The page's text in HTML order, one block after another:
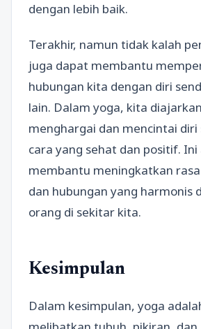
dengan lebih baik.
Terakhir, namun tidak kalah
juga dapat membantu
hubungan kita dengan diri
lain. Dalam yoga, kita
menghargai dan mencintai diri
cara yang sehat dan positif. Ini
membantu meningkatkan
dan hubungan yang harmonis
orang di sekitar kita.
Kesimpulan
Dalam kesimpulan, yoga